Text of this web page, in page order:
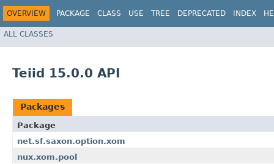
OVERVIEW PACKAGE CLASS USE TREE DEPRECATED INDEX
ALL CLASSES
Teiid 15.0.0 API
Packages
Package
net.sf.saxon.option.xom
nux.xom.pool